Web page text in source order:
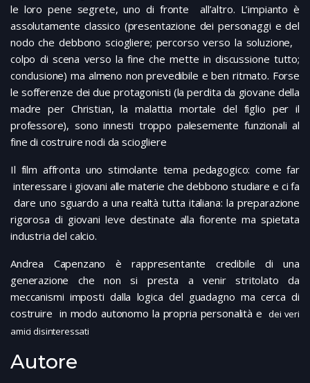
le loro pene segrete, uno di fronte all’altro. L’impianto è
assolutamente classico (presentazione dei personaggi e del
nodo che debbono sciogliere; percorso verso la soluzione,
colpo di scena verso la fine che mette in discussione tutto;
conclusione) ma almeno non prevedibile e ben ritmato. Forse
le sofferenze dei due protagonisti (la perdita da giovane della
madre per Christian, la malattia mortale del figlio per il
professore), sono innesti troppo palesemente funzionali al
fine di costruire nodi da sciogliere
Il film affronta uno stimolante tema pedagogico: come far
interessare i giovani alle materie che debbono studiare e ci fa
dare uno sguardo a una realtà tutta italiana: la preparazione
rigorosa di giovani leve destinate alla fiorente ma spietata
industria del calcio.
Andrea Capenzano è rappresentante credibile di una
generazione che non si presta a venir stritolato da
meccanismi imposti dalla logica del guadagno ma cerca di
costruire in modo autonomo la propria personalità e dei veri
amici disinteressati
Autore